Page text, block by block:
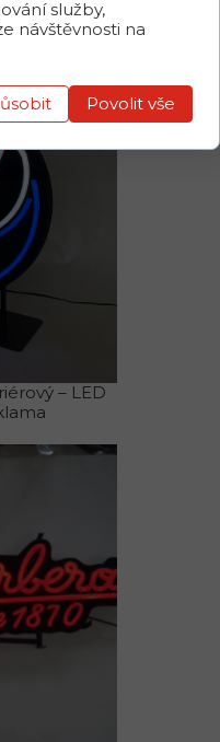
reklama
– LED
služby,
návštěvnosti na
Povolit vše